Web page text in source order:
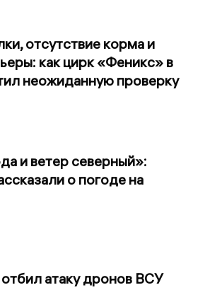
отсутствие корма и
как цирк «Феникс» в
неожиданную проверку
и ветер северный»:
о погоде на
атаку дронов ВСУ